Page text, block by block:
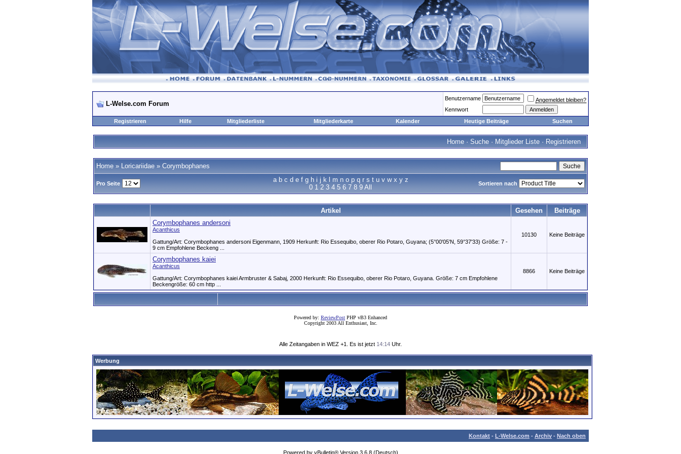
L-Welse.com Forum
Benutzername
Angemeldet bleiben?
Kennwort
Registrieren
Hilfe Mitgliederliste Mitgliederkarte Kalender Heutige Beiträge Suchen
Home · Suche · Mitglieder Liste · Registrieren
Home » Loricariidae » Corymbophanes
Pro Seite a b c d e f g h i j k m n o p q r s t u v w x y z
0 1 2 3 4 5 6 7 8 9 All Sortieren nach
Artikel Gesehen
Beiträge
Corymbophanes andersoni
Acanthicus
Gattung/Art: Corymbophanes andersoni Eigenmann, 1909 Herkunft: Rio Essequibo, oberer Rio Potaro, Guyana; (5°00'05'N, 59°37'33) Größe: 7 -
9 cm Empfohlene Beckeng ...
10130 Keine Beiträge
Corymbophanes kaiei
Acanthicus
Gattung/Art: Corymbophanes kaiei Armbruster & Sabaj, 2000 Herkunft: Rio Essequibo, oberer Rio Potaro, Guyana. Größe: 7 cm Empfohlene
Beckengröße: 60 cm http ...
8866 Keine Beiträge
Powered by: ReviewPost PHP vB3 Enhanced
Copyright 2003 All Enthusiast, Inc.
Alle Zeitangaben in WEZ +1. Es ist jetzt 14:14 Uhr.
Werbung
Kontakt - L-Welse.com - Archiv - Nach oben
Powered by vBulletin® Version 3.6.8 (Deutsch)